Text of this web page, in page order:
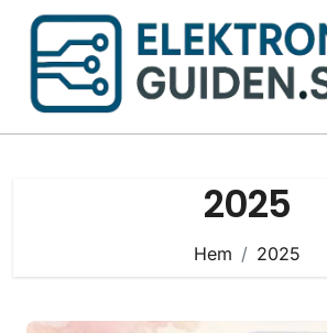
Hoppa
innehåll
2025
Hem 2025